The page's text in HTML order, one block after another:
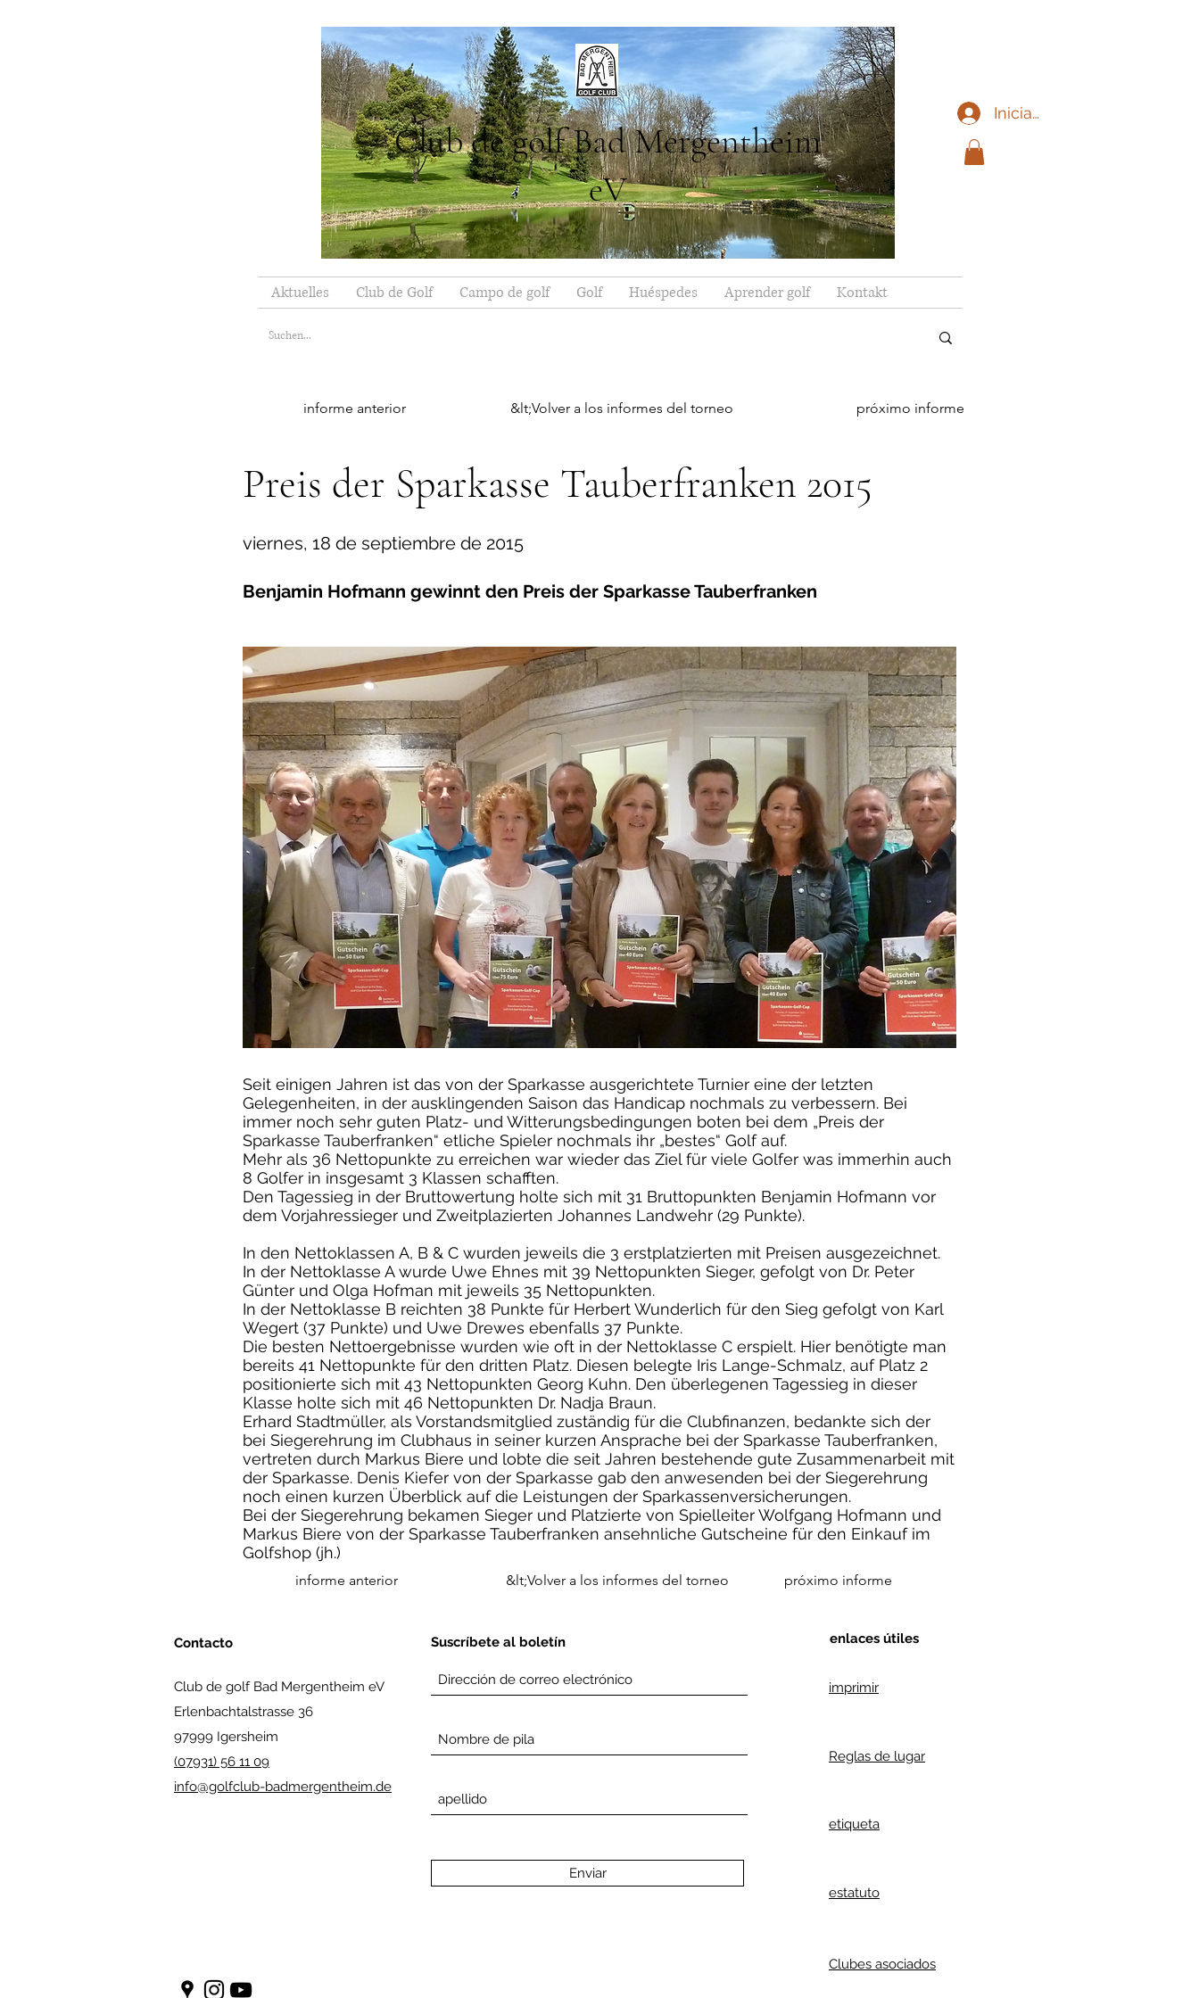
Club de golf Bad Mergentheim
eV
Iniciar sesión
Aktuelles Club de Golf Campo de golf Golf Huéspedes Aprender golf Kontakt
informe anterior &lt;Volver a los informes del torneo próximo informe
Preis der Sparkasse Tauberfranken 2015
viernes, 18 de septiembre de 2015
Benjamin Hofmann gewinnt den Preis der Sparkasse Tauberfranken
Seit einigen Jahren ist das von der Sparkasse ausgerichtete Turnier eine der letzten
Gelegenheiten, in der ausklingenden Saison das Handicap nochmals zu verbessern. Bei
immer noch sehr guten Platz- und Witterungsbedingungen boten bei dem „Preis der
Sparkasse Tauberfranken“ etliche Spieler nochmals ihr „bestes“ Golf auf.
Mehr als 36 Nettopunkte zu erreichen war wieder das Ziel für viele Golfer was immerhin auch
8 Golfer in insgesamt 3 Klassen schafften.
Den Tagessieg in der Bruttowertung holte sich mit 31 Bruttopunkten Benjamin Hofmann vor
dem Vorjahressieger und Zweitplazierten Johannes Landwehr (29 Punkte).
In den Nettoklassen A, B & C wurden jeweils die 3 erstplatzierten mit Preisen ausgezeichnet.
In der Nettoklasse A wurde Uwe Ehnes mit 39 Nettopunkten Sieger, gefolgt von Dr. Peter
Günter und Olga Hofman mit jeweils 35 Nettopunkten.
In der Nettoklasse B reichten 38 Punkte für Herbert Wunderlich für den Sieg gefolgt von Karl
Wegert (37 Punkte) und Uwe Drewes ebenfalls 37 Punkte.
Die besten Nettoergebnisse wurden wie oft in der Nettoklasse C erspielt. Hier benötigte man
bereits 41 Nettopunkte für den dritten Platz. Diesen belegte Iris Lange-Schmalz, auf Platz 2
positionierte sich mit 43 Nettopunkten Georg Kuhn. Den überlegenen Tagessieg in dieser
Klasse holte sich mit 46 Nettopunkten Dr. Nadja Braun.
Erhard Stadtmüller, als Vorstandsmitglied zuständig für die Clubfinanzen, bedankte sich der
bei Siegerehrung im Clubhaus in seiner kurzen Ansprache bei der Sparkasse Tauberfranken,
vertreten durch Markus Biere und lobte die seit Jahren bestehende gute Zusammenarbeit mit
der Sparkasse. Denis Kiefer von der Sparkasse gab den anwesenden bei der Siegerehrung
noch einen kurzen Überblick auf die Leistungen der Sparkassenversicherungen.
Bei der Siegerehrung bekamen Sieger und Platzierte von Spielleiter Wolfgang Hofmann und
Markus Biere von der Sparkasse Tauberfranken ansehnliche Gutscheine für den Einkauf im
Golfshop (jh.)
informe anterior &lt;Volver a los informes del torneo próximo informe
Contacto
Club de golf Bad Mergentheim eV
Erlenbachtalstrasse 36
97999 Igersheim
(07931) 56 11 09
info@golfclub-badmergentheim.de
Suscríbete al boletín
Enviar
enlaces útiles
estatuto
imprimir
Reglas de lugar
etiqueta
Clubes asociados